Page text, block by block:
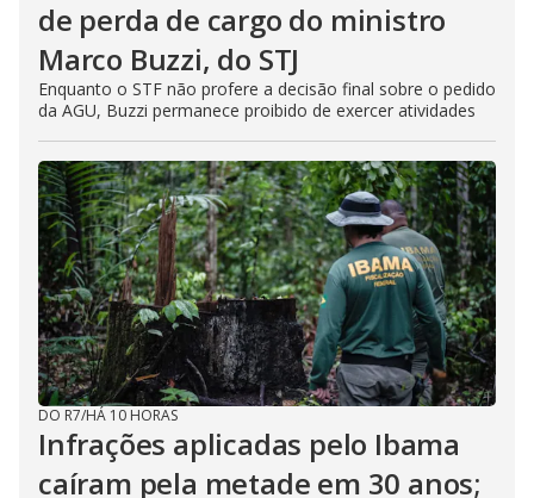
de perda de cargo do ministro
Marco Buzzi, do STJ
Enquanto o STF não profere a decisão final sobre o pedido
da AGU, Buzzi permanece proibido de exercer atividades
DO R7/HÁ 10 HORAS
Infrações aplicadas pelo Ibama
caíram pela metade em 30 anos;